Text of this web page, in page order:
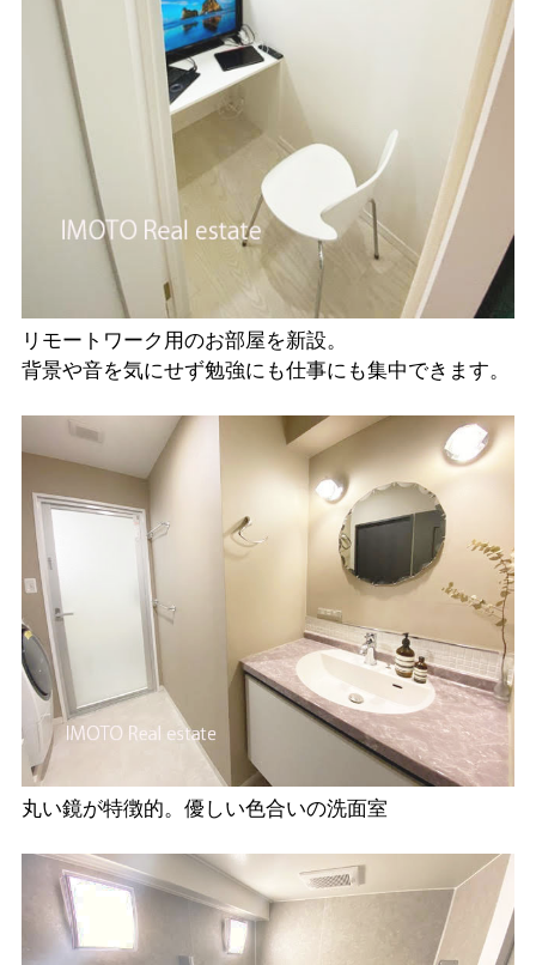
リモートワーク用のお部屋を新設。
背景や音を気にせず勉強にも仕事にも集中できます。
丸い鏡が特徴的。優しい色合いの洗面室